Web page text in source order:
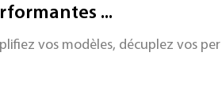
pleine mutation.
...
vos modèles, décuplez vos